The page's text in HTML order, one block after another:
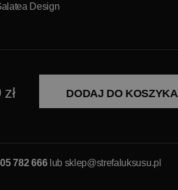
Design
DODAJ DO KOSZYKA
782 666lub sklep@strefaluksusu.pl